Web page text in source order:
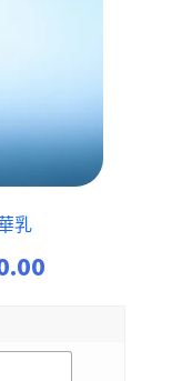
乳
Price
$ 890.00